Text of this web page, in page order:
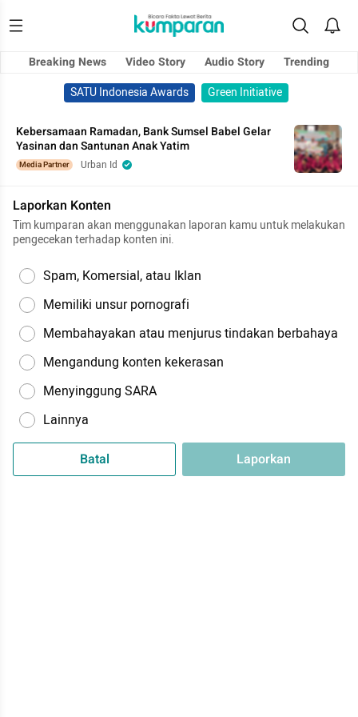
Breaking News Video Story Audio Story
Trending
SATU Indonesia Awards
Green Initiative
Kebersamaan Ramadan, Bank Sumsel Babel Gelar
Yasinan dan Santunan Anak Yatim
Media Partner Urban Id
Laporkan Konten
Tim kumparan akan menggunakan laporan kamu untuk melakukan
pengecekan terhadap konten ini.
Spam, Komersial, atau Iklan
Memiliki unsur pornografi
Membahayakan atau menjurus tindakan berbahaya
Mengandung konten kekerasan
Menyinggung SARA
Lainnya
Batal Laporkan